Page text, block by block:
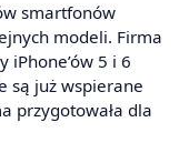
smartfonów
modeli. Firma
iPhone’ów 5 i 6
są już wspierane
przygotowała dla